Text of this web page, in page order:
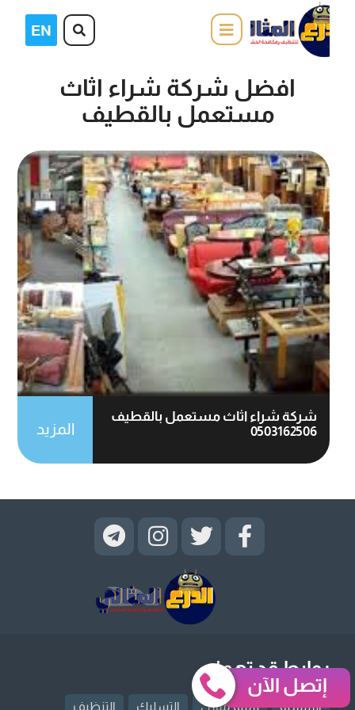
افضل شركة شراء اثاث
مستعمل بالقطيف
شركة شراء اثاث مستعمل بالقطيف
0503162506
المزيد
روابط قد تهمك
الرئيسية ترميم منازل التسليك التنظيف
إتصل الآن